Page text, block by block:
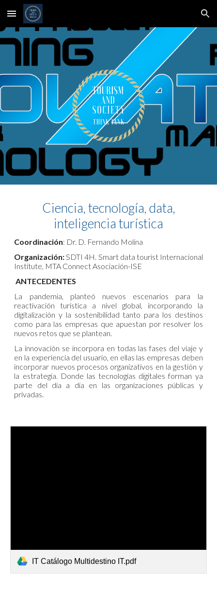
Skip to main content Skip to navigation
Ciencia, tecnología, data,
inteligencia turística
Coordinación: Dr. D. Fernando Molina
Organización:SDTI 4H. Smart data tourist Internacional
Institute, MTA Connect Asociación-ISE
ANTECEDENTES
La pandemia, planteó nuevos escenarios para la
reactivación turística a nivel global, incorporando la
digitalización y la sostenibilidad tanto para los destinos
como para las empresas que apuestan por resolver los
nuevos retos que se plantean.
La innovación se incorpora en todas las fases del viaje y
en la experiencia del usuario, en ellas las empresas deben
incorporar nuevos procesos organizativos en la gestión y
la estrategia. Donde las tecnologías digitales forman ya
parte del día a día en las organizaciones públicas y
privadas.
IT Catálogo Multidestino IT.pdf